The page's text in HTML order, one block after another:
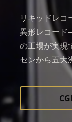
リキッドレコ
異形レコー
の工場が実現
センから五大